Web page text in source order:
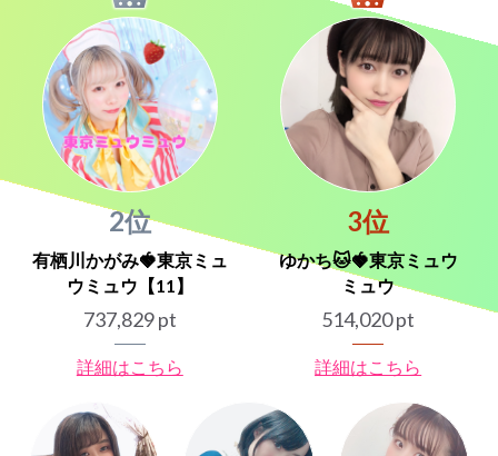
2位
有栖川かがみ🍓東京ミュ
ウミュウ【11】
737,829 pt
詳細はこちら
3位
ゆかち🐱🍓東京ミュウ
ミュウ
514,020 pt
詳細はこちら